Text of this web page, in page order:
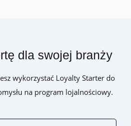
dla swojej branży
wykorzystać Loyalty Starter do
na program lojalnościowy.